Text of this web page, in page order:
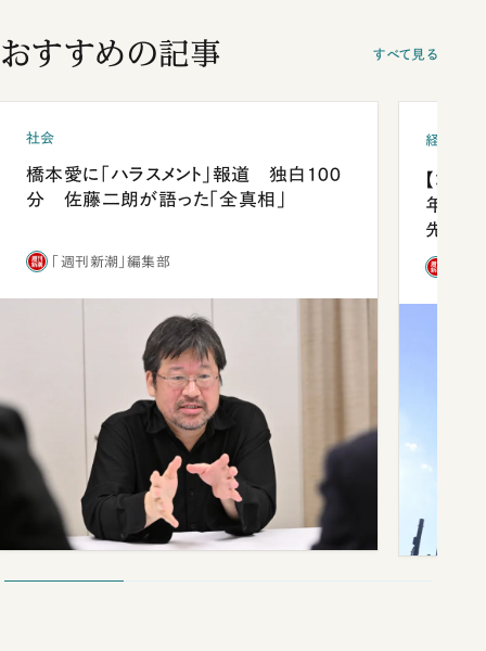
おすすめの記事 すべて見る
社会
橋本愛に「ハラスメント」報道 独白100
分 佐藤二朗が語った「全真相」
「週刊新潮」編集部
経済・ビ
【コン
年会は
先1位